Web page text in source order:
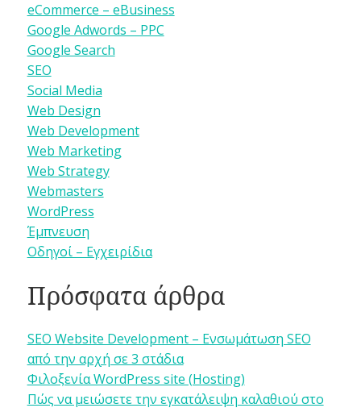
eCommerce – eBusiness
Google Adwords – PPC
Google Search
SEO
Social Media
Web Design
Web Development
Web Marketing
Web Strategy
Webmasters
WordPress
Έμπνευση
Οδηγοί – Εγχειρίδια
Πρόσφατα άρθρα
SEO Website Development – Ενσωμάτωση SEO
από την αρχή σε 3 στάδια
Φιλοξενία WordPress site (Hosting)
Πώς να μειώσετε την εγκατάλειψη καλαθιού στο